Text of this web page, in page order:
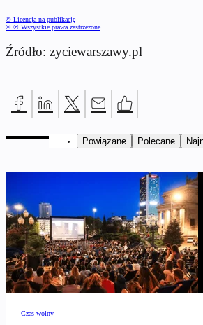
© Licencja na publikację
© ℗ Wszystkie prawa zastrzeżone
Źródło: zyciewarszawy.pl
Powiązane Polecane
Czas wolny